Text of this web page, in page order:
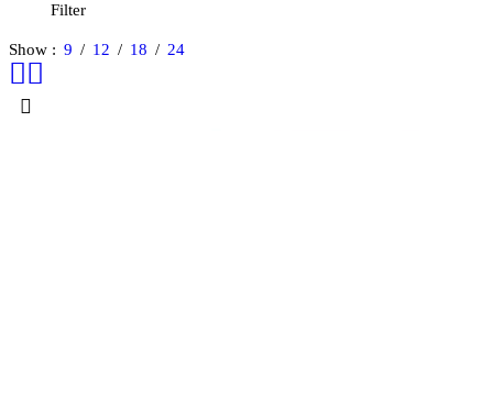
Filter
Show 9 12 18 24